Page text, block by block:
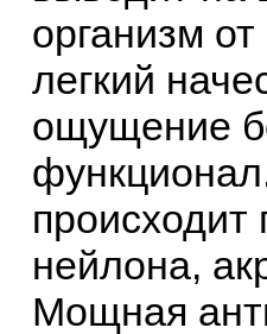
организм
легкий
ощущение
происходит
нейлона,
Мощная